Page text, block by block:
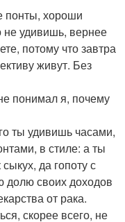
понты, хороши
не удивишь, вернее
потому что завтра
живут. Без
понимал я, почему
ты удивишь часами,
в стиле: а ты
да гопоту с
долю своих доходов
от рака.
скорее всего, не